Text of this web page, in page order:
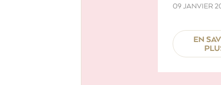
09 JANVIER
EN